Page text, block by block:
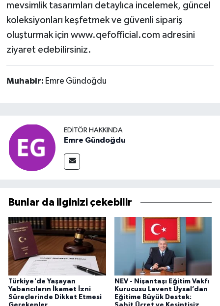
mevsimlik tasarımları detaylıca incelemek, güncel
koleksiyonları keşfetmek ve güvenli sipariş
oluşturmak için www.qefofficial.com adresini
ziyaret edebilirsiniz.
Muhabir: Emre Gündoğdu
EDITÖR HAKKINDA
Emre Gündoğdu
Bunlar da ilginizi çekebilir
Türkiye'de Yaşayan
Yabancıların İkamet İzni
Süreçlerinde Dikkat Etmesi
NEV - Nişantaşı Eğitim Vakfı
Kurucusu Levent Uysal’dan
Eğitime Büyük Destek: